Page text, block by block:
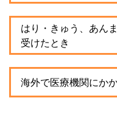
はり・きゅう、あん
受けたとき
海外で医療機関にか